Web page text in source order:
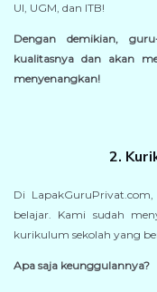
UI, UGM, dan ITB!
Dengan demikian,
kualitasnya dan akan
menyenangkan!
2.
Di
belajar. Kami sudah
kurikulum sekolah yang
Apa saja keunggulannya?